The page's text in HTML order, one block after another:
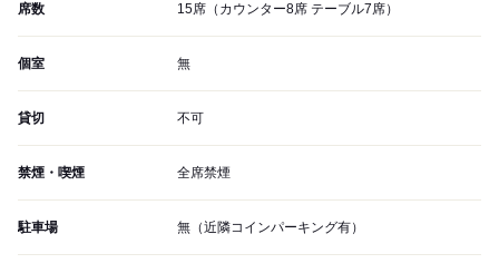
席数 15席（カウンター8席 テーブル7席）
個室 無
貸切 不可
禁煙・喫煙 全席禁煙
駐車場 無（近隣コインパーキング有）